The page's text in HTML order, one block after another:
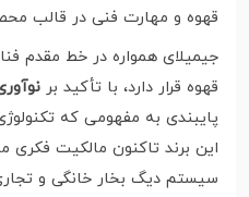
قهوه و مهارت فنی در قالب
جیمیلای همواره در خط مقدم
قهوه قرار دارد، با تأکید بر
پایبندی به مفهومی که
این برند تاکنون مالکیت فکری
سیستم دیگ بخار خانگی و